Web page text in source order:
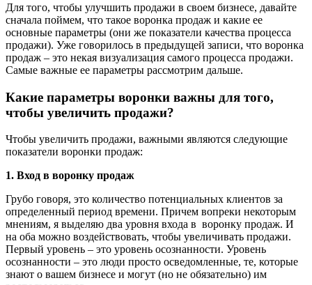
Для того, чтобы улучшить продажи в своем бизнесе, давайте
сначала поймем, что такое воронка продаж и какие ее
основные параметры (они же показатели качества процесса
продажи). Уже говорилось в предыдущей записи, что воронка
продаж – это некая визуализация самого процесса продажи.
Самые важные ее параметры рассмотрим дальше.
Какие параметры воронки важны для того,
чтобы увеличить продажи?
Чтобы увеличить продажи, важными являются следующие
показатели воронки продаж:
1. Вход в воронку продаж
Грубо говоря, это количество потенциальных клиентов за
определенный период времени. Причем вопреки некоторым
мнениям, я выделяю два уровня входа в воронку продаж. И
на оба можно воздействовать, чтобы увеличивать продажи.
Первый уровень – это уровень осознанности. Уровень
осознанности – это люди просто осведомленные, те, которые
знают о вашем бизнесе и могут (но не обязательно) им